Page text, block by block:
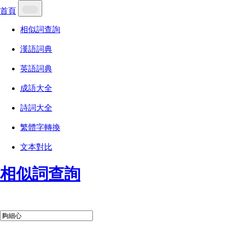
首頁
相似詞查詢
漢語詞典
英語詞典
成語大全
詩詞大全
繁體字轉換
文本對比
相似詞查詢